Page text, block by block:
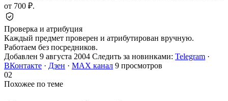
от 700 ₽.
Проверка и атрибуция
Каждый предмет проверен и атрибутирован вручную.
Работаем без посредников.
Добавлен 9 августа 2004 Следить за новинками: Telegram ·
ВКонтакте · Дзен · MAX канал 9 просмотров
02
Похожее по теме